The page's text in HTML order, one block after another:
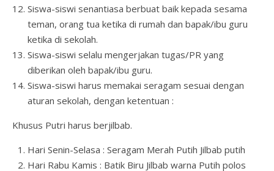
Siswa-siswi senantiasa berbuat baik kepada sesama
teman, orang tua ketika di rumah dan bapak/ibu guru
ketika di sekolah.
Siswa-siswi selalu mengerjakan tugas/PR yang
diberikan oleh bapak/ibu guru.
Siswa-siswi harus memakai seragam sesuai dengan
aturan sekolah, dengan ketentuan :
Khusus Putri harus berjilbab.
Hari Senin-Selasa : Seragam Merah Putih Jilbab putih
Hari Rabu Kamis : Batik Biru Jilbab warna Putih polos